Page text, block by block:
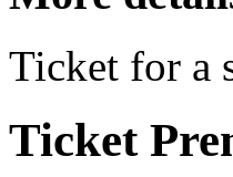
Ticket for a
Ticket